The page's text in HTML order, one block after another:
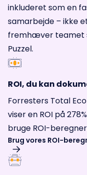
inkluderet som en
samarbejde – ikke
fremhæver teamet
Puzzel.
ROI, du kan
Forresters Total
viser en ROI på
bruge ROI-
Brug vores ROI-